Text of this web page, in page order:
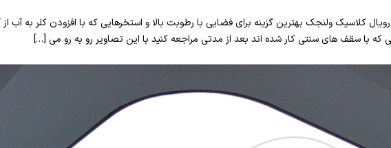
کلاسیک ولنجک بهترین گزینه برای فضایی با رطوبت بالا و استخرهایی که با افزودن کلر به آب
که با سقف های سنتی کار شده اند بعد از مدتی مراجعه کنید با این تصاویر رو به رو می […]